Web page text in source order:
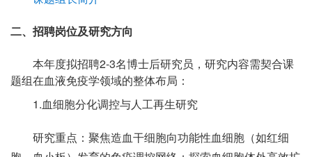
二、招聘岗位及研究方向
本年度拟招聘2-3名博士后研究员，研究内容需契合课
题组在血液免疫学领域的整体布局：
1.血细胞分化调控与人工再生研究
研究重点：聚焦造血干细胞向功能性血细胞（如红细